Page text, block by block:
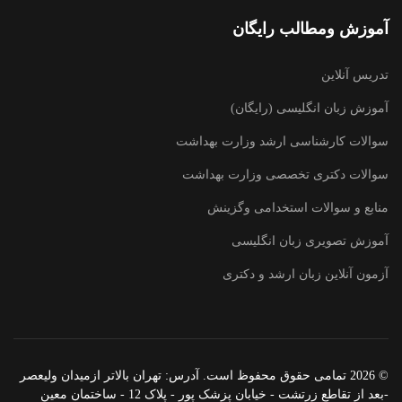
آموزش ومطالب رایگان
تدریس آنلاین
آموزش زبان انگلیسی (رایگان)
سوالات کارشناسی ارشد وزارت بهداشت
سوالات دکتری تخصصی وزارت بهداشت
منابع و سوالات استخدامی وگزینش
آموزش تصویری زبان انگلیسی
آزمون آنلاین زبان ارشد و دکتری
© 2026 تمامی حقوق محفوظ است. آدرس:‌ تهران بالاتر ازمیدان ولیعصر
-بعد از تقاطع زرتشت - خیابان پزشک پور - پلاک 12 - ساختمان معین